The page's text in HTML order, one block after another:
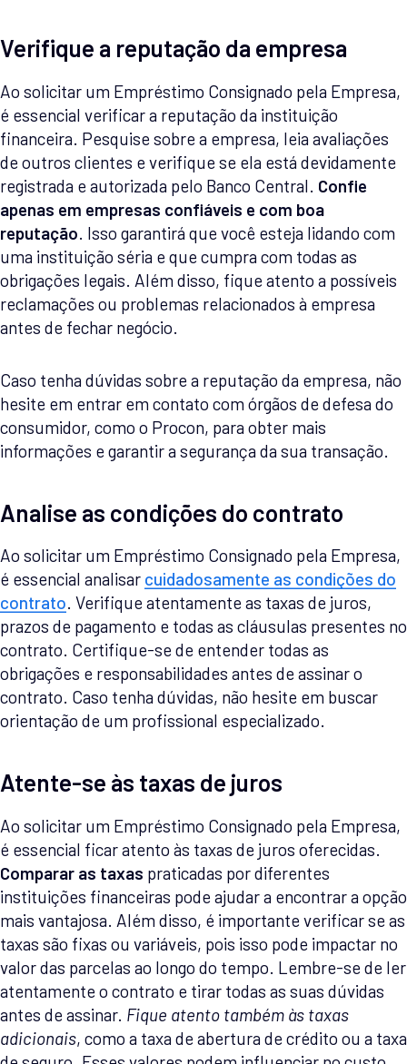
Verifique a reputação da empresa
Ao solicitar um Empréstimo Consignado pela Empresa,
é essencial verificar a reputação da instituição
financeira. Pesquise sobre a empresa, leia avaliações
de outros clientes e verifique se ela está devidamente
registrada e autorizada pelo Banco Central. Confie
apenas em empresas confiáveis e com boa
reputação. Isso garantirá que você esteja lidando com
uma instituição séria e que cumpra com todas as
obrigações legais. Além disso, fique atento a possíveis
reclamações ou problemas relacionados à empresa
antes de fechar negócio.
Caso tenha dúvidas sobre a reputação da empresa, não
hesite em entrar em contato com órgãos de defesa do
consumidor, como o Procon, para obter mais
informações e garantir a segurança da sua transação.
Analise as condições do contrato
Ao solicitar um Empréstimo Consignado pela Empresa,
é essencial analisar cuidadosamente as condições do
contrato. Verifique atentamente as taxas de juros,
prazos de pagamento e todas as cláusulas presentes no
contrato. Certifique-se de entender todas as
obrigações e responsabilidades antes de assinar o
contrato. Caso tenha dúvidas, não hesite em buscar
orientação de um profissional especializado.
Atente-se às taxas de juros
Ao solicitar um Empréstimo Consignado pela Empresa,
é essencial ficar atento às taxas de juros oferecidas.
Comparar as taxas praticadas por diferentes
instituições financeiras pode ajudar a encontrar a opção
mais vantajosa. Além disso, é importante verificar se as
taxas são fixas ou variáveis, pois isso pode impactar no
valor das parcelas ao longo do tempo. Lembre-se de ler
atentamente o contrato e tirar todas as suas dúvidas
antes de assinar. Fique atento também às taxas
adicionais, como a taxa de abertura de crédito ou a taxa